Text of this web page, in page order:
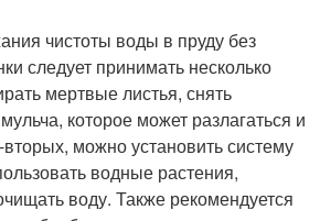
чистоты воды в пруду без
следует принимать несколько
мертвые листья, снять
которое может разлагаться и
вторых, можно установить систему
водные растения,
воду. Также рекомендуется